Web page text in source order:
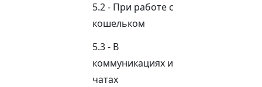
При работе с
кошельком
В
коммуникациях и
чатах